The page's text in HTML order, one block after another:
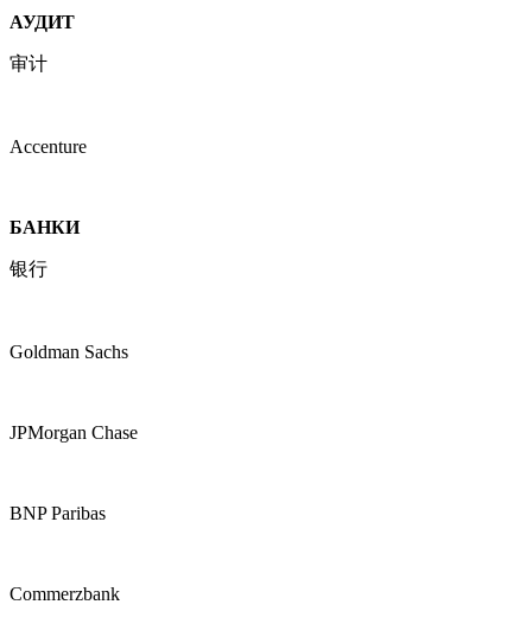
АУДИТ
审计
Accenture
БАНКИ
银行
Goldman Sachs
JPMorgan Chase
BNP Paribas
Commerzbank